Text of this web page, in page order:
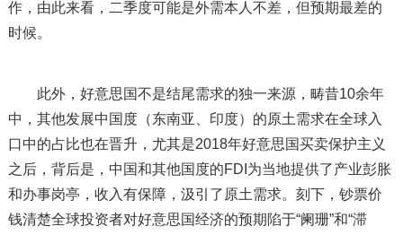
作，由此来看，二季度可能是外需本人不差，但预期最差的
时候。
此外，好意思国不是结尾需求的独一来源，畴昔10余年
中，其他发展中国度（东南亚、印度）的原土需求在全球入
口中的占比也在晋升，尤其是2018年好意思国买卖保护主义
之后，背后是，中国和其他国度的FDI为当地提供了产业彭胀
和办事岗亭，收入有保障，汲引了原土需求。刻下，钞票价
钱清楚全球投资者对好意思国经济的预期陷于“阑珊”和“滞